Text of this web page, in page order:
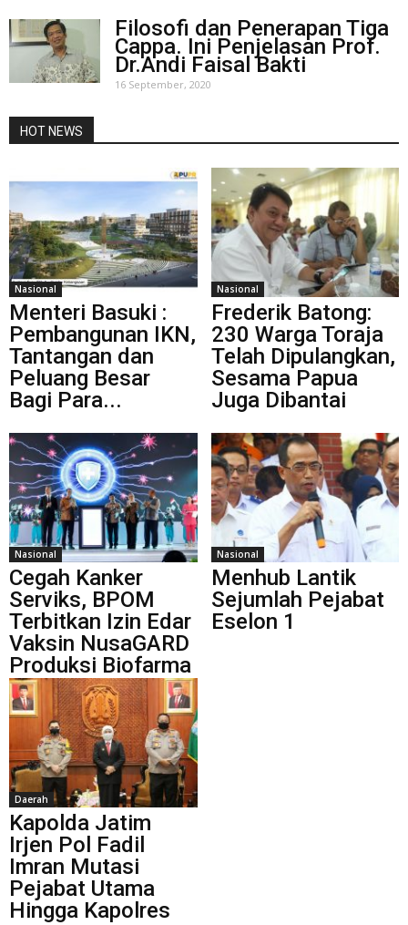
Filosofi dan Penerapan Tiga
Cappa. Ini Penjelasan Prof.
Dr.Andi Faisal Bakti
16 September, 2020
HOT NEWS
Nasional
Menteri Basuki :
Pembangunan IKN,
Tantangan dan
Peluang Besar
Bagi Para...
Nasional
Frederik Batong:
230 Warga Toraja
Telah Dipulangkan,
Sesama Papua
Juga Dibantai
Nasional
Cegah Kanker
Serviks, BPOM
Terbitkan Izin Edar
Vaksin NusaGARD
Produksi Biofarma
Nasional
Menhub Lantik
Sejumlah Pejabat
Eselon 1
Daerah
Kapolda Jatim
Irjen Pol Fadil
Imran Mutasi
Pejabat Utama
Hingga Kapolres